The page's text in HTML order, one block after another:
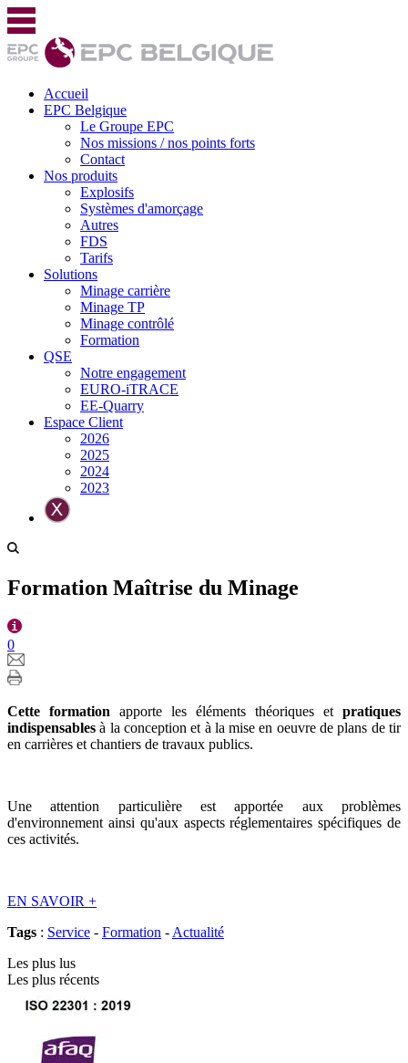
Accueil
EPC Belgique
Le Groupe EPC
Nos missions / nos points forts
Contact
Nos produits
Explosifs
Systèmes d'amorçage
Autres
FDS
Tarifs
Solutions
Minage carrière
Minage TP
Minage contrôlé
Formation
QSE
Notre engagement
EURO-iTRACE
EE-Quarry
Espace Client
2026
2025
2024
2023
Formation Maîtrise du Minage
0
Cette formation apporte les éléments théoriques et pratiques
indispensablesà la conception et à la mise en oeuvre de plans de tir
en carrières et chantiers de travaux publics.
Une attention particulière est apportée aux problèmes
d'environnement ainsi qu'aux aspects réglementaires spécifiques de
ces activités.
EN SAVOIR +
Tags : Service - Formation - Actualité
Les plus lus
Les plus récents